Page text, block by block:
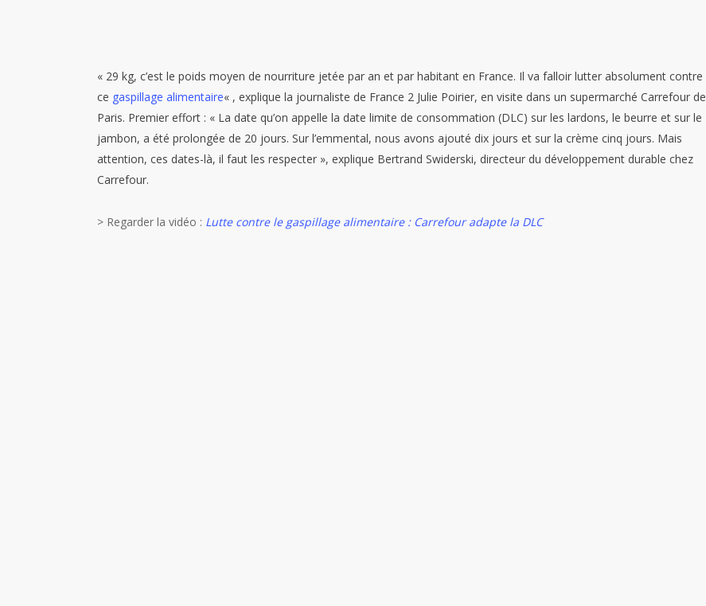
« 29 kg, c’est le poids moyen de nourriture jetée par an et par habitant en France. Il va falloir lutter absolument contre
ce gaspillage alimentaire« , explique la journaliste de France 2 Julie Poirier, en visite dans un supermarché Carrefour de
Paris. Premier effort : « La date qu’on appelle la date limite de consommation (DLC) sur les lardons, le beurre et sur le
jambon, a été prolongée de 20 jours. Sur l’emmental, nous avons ajouté dix jours et sur la crème cinq jours. Mais
attention, ces dates-là, il faut les respecter », explique Bertrand Swiderski, directeur du développement durable chez
Carrefour.
> Regarder la vidéo : Lutte contre le gaspillage alimentaire : Carrefour adapte la DLC